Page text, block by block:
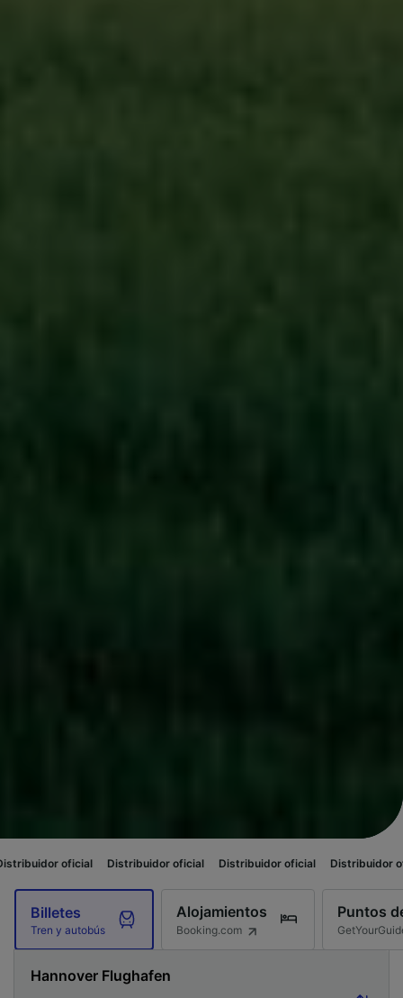
Distribuidor oficial Distribuidor oficial Distribuidor oficial
Billetes
Tren y autobús
Alojamientos
Booking.com
Puntos